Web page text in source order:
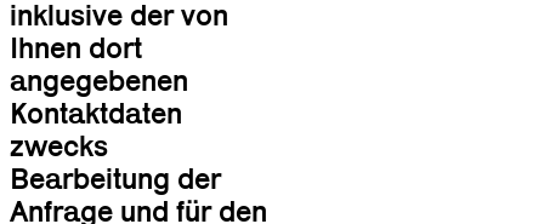
inklusive der von
Ihnen dort
angegebenen
Kontaktdaten
zwecks
Bearbeitung der
Anfrage und für den